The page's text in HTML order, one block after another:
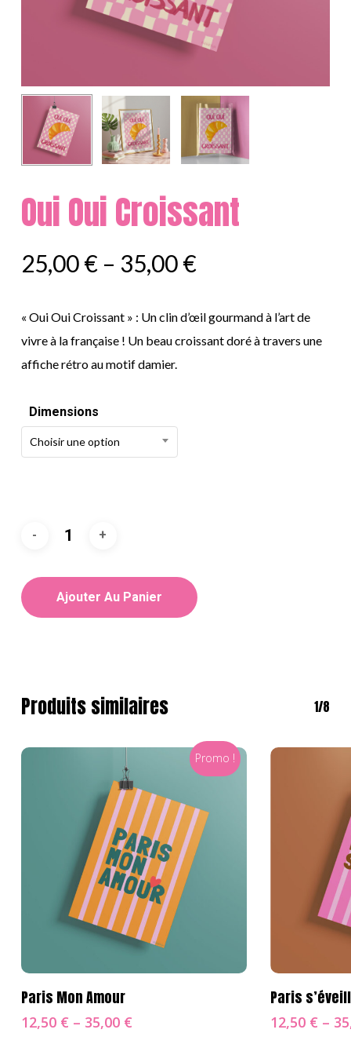
Oui Oui Croissant
25,00€– 35,00€
« Oui Oui Croissant » : Un clin d’œil gourmand à l’art de
vivre à la française ! Un beau croissant doré à travers une
affiche rétro au motif damier.
Dimensions
Choisir une option
Ajouter Au Panier
Produits similaires 1/8
Promo !
Choix Des Options
Paris Mon Amour
12,50 € – 35,00 €
Paris
12,50 € –